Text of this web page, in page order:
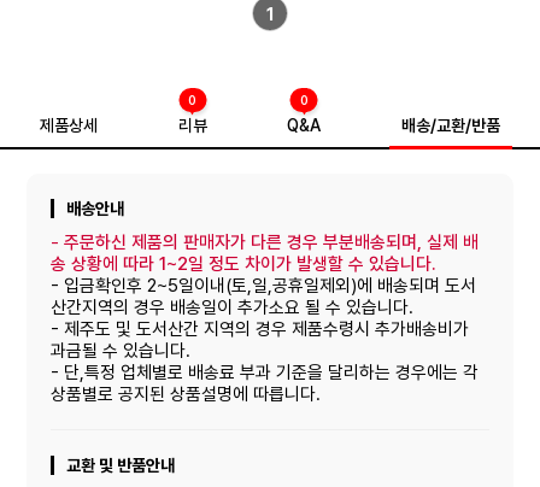
1
제품상세 리뷰
0
Q&A
0
배송/교환/반품
배송안내
-주문하신 제품의 판매자가 다른 경우 부분배송되며, 실제 배
송 상황에 따라 1~2일 정도 차이가 발생할 수 있습니다.
- 입금확인후 2~5일이내(토,일,공휴일제외)에 배송되며 도서
산간지역의 경우 배송일이 추가소요 될 수 있습니다.
- 제주도 및 도서산간 지역의 경우 제품수령시 추가배송비가
과금될 수 있습니다.
- 단,특정 업체별로 배송료 부과 기준을 달리하는 경우에는 각
상품별로 공지된 상품설명에 따릅니다.
교환 및 반품안내